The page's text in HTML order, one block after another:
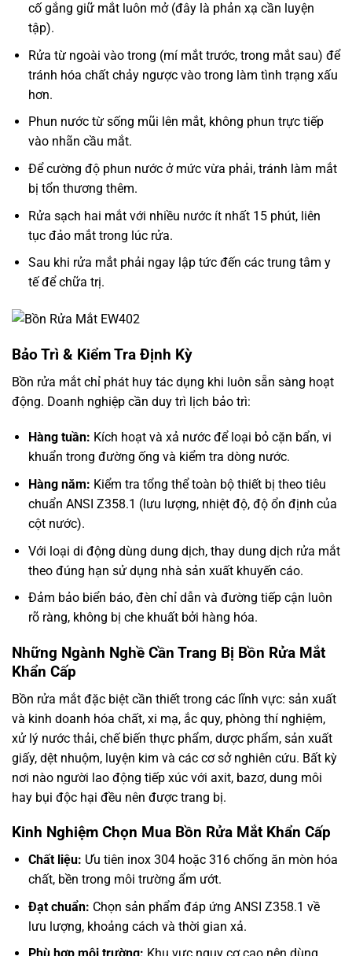
cố gắng giữ mắt luôn mở (đây là phản xạ cần luyện
tập).
Rửa từ ngoài vào trong (mí mắt trước, trong mắt sau) để
tránh hóa chất chảy ngược vào trong làm tình trạng xấu
hơn.
Phun nước từ sống mũi lên mắt, không phun trực tiếp
vào nhãn cầu mắt.
Để cường độ phun nước ở mức vừa phải, tránh làm mắt
bị tổn thương thêm.
Rửa sạch hai mắt với nhiều nước ít nhất 15 phút, liên
tục đảo mắt trong lúc rửa.
Sau khi rửa mắt phải ngay lập tức đến các trung tâm y
tế để chữa trị.
Bảo Trì & Kiểm Tra Định Kỳ
Bồn rửa mắt chỉ phát huy tác dụng khi luôn sẵn sàng hoạt
động. Doanh nghiệp cần duy trì lịch bảo trì:
Hàng tuần: Kích hoạt và xả nước để loại bỏ cặn bẩn, vi
khuẩn trong đường ống và kiểm tra dòng nước.
Hàng năm: Kiểm tra tổng thể toàn bộ thiết bị theo tiêu
chuẩn ANSI Z358.1 (lưu lượng, nhiệt độ, độ ổn định của
cột nước).
Với loại di động dùng dung dịch, thay dung dịch rửa mắt
theo đúng hạn sử dụng nhà sản xuất khuyến cáo.
Đảm bảo biển báo, đèn chỉ dẫn và đường tiếp cận luôn
rõ ràng, không bị che khuất bởi hàng hóa.
Những Ngành Nghề Cần Trang Bị Bồn Rửa Mắt
Khẩn Cấp
Bồn rửa mắt đặc biệt cần thiết trong các lĩnh vực: sản xuất
và kinh doanh hóa chất, xi mạ, ắc quy, phòng thí nghiệm,
xử lý nước thải, chế biến thực phẩm, dược phẩm, sản xuất
giấy, dệt nhuộm, luyện kim và các cơ sở nghiên cứu. Bất kỳ
nơi nào người lao động tiếp xúc với axit, bazơ, dung môi
hay bụi độc hại đều nên được trang bị.
Kinh Nghiệm Chọn Mua Bồn Rửa Mắt Khẩn Cấp
Chất liệu: Ưu tiên inox 304 hoặc 316 chống ăn mòn hóa
chất, bền trong môi trường ẩm ướt.
Đạt chuẩn: Chọn sản phẩm đáp ứng ANSI Z358.1 về
lưu lượng, khoảng cách và thời gian xả.